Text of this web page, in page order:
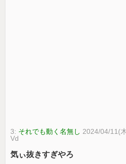
3: それでも動く名無し 2024/04/11(
Vd
気ぃ抜きすぎやろ